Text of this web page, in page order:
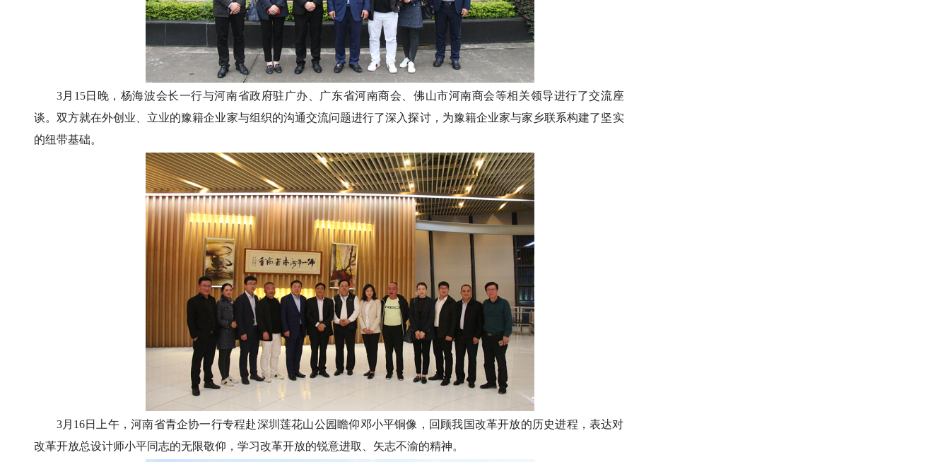
3月15日晚，杨海波会长一行与河南省政府驻广办、广东省河南商会、佛山市河南商会等相关领导进行了交流座
谈。双方就在外创业、立业的豫籍企业家与组织的沟通交流问题进行了深入探讨，为豫籍企业家与家乡联系构建了坚实
的纽带基础。
3月16日上午，河南省青企协一行专程赴深圳莲花山公园瞻仰邓小平铜像，回顾我国改革开放的历史进程，表达对
改革开放总设计师小平同志的无限敬仰，学习改革开放的锐意进取、矢志不渝的精神。